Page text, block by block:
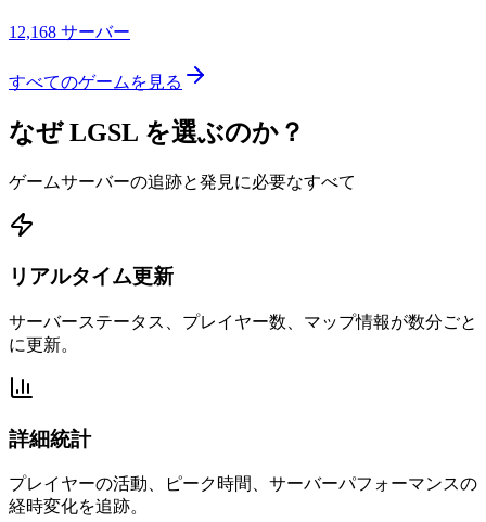
12,168 サーバー
すべてのゲームを見る
なぜ LGSL を選ぶのか？
ゲームサーバーの追跡と発見に必要なすべて
リアルタイム更新
サーバーステータス、プレイヤー数、マップ情報が数分ごと
に更新。
詳細統計
プレイヤーの活動、ピーク時間、サーバーパフォーマンスの
経時変化を追跡。